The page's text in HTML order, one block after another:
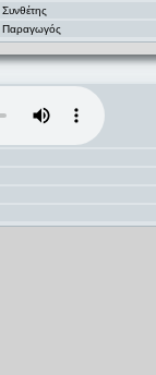
Συνθέτης
Παραγωγός